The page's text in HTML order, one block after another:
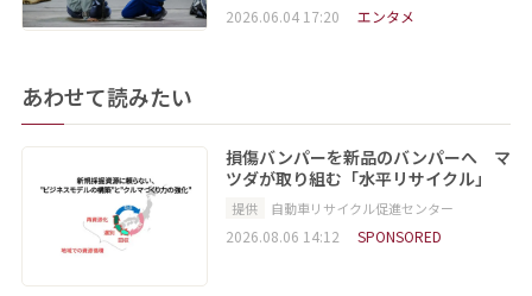
2026.06.04 17:20 エンタメ
あわせて読みたい
損傷バンパーを新品のバンパーへ マ
ツダが取り組む「水平リサイクル」
提供 自動車リサイクル促進センター
2026.08.06 14:12 SPONSORED